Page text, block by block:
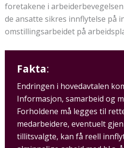
foretakene i
de ansatte sikres innflytelse på
omstillingsarbeidet på
Fakta:
Endringen i hovedavtalen
Informasjon, samarbeid og
Forholdene må legges til
medarbeidere, eventuelt
tillitsvalgte, kan få reell